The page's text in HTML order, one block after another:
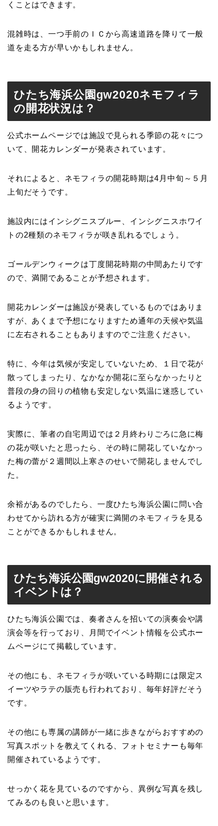
くことはできます。
混雑時は、一つ手前のＩＣから高速道路を降りて一般
道を走る方が早いかもしれません。
ひたち海浜公園gw2020ネモフィラ
の開花状況は？
公式ホームページでは施設で見られる季節の花々につ
いて、開花カレンダーが発表されています。
それによると、ネモフィラの開花時期は4月中旬～５月
上旬だそうです。
施設内にはインシグニスブルー、インシグニスホワイ
トの2種類のネモフィラが咲き乱れるでしょう。
ゴールデンウィークは丁度開花時期の中間あたりです
ので、満開であることが予想されます。
開花カレンダーは施設が発表しているものではありま
すが、あくまで予想になりますため通年の天候や気温
に左右されることもありますのでご注意ください。
特に、今年は気候が安定していないため、１日で花が
散ってしまったり、なかなか開花に至らなかったりと
普段の身の回りの植物も安定しない気温に迷惑してい
るようです。
実際に、筆者の自宅周辺では２月終わりごろに急に梅
の花が咲いたと思ったら、その時に開花していなかっ
た梅の蕾が２週間以上寒さのせいで開花しませんでし
た。
余裕があるのでしたら、一度ひたち海浜公園に問い合
わせてから訪れる方が確実に満開のネモフィラを見る
ことができるかもしれません。
ひたち海浜公園gw2020に開催される
イベントは？
ひたち海浜公園では、奏者さんを招いての演奏会や講
演会等を行っており、月間でイベント情報を公式ホー
ムページにて掲載しています。
その他にも、ネモフィラが咲いている時期には限定ス
イーツやラテの販売も行われており、毎年好評だそう
です。
その他にも専属の講師が一緒に歩きながらおすすめの
写真スポットを教えてくれる、フォトセミナーも毎年
開催されているようです。
せっかく花を見ているのですから、異例な写真を残し
てみるのも良いと思います。